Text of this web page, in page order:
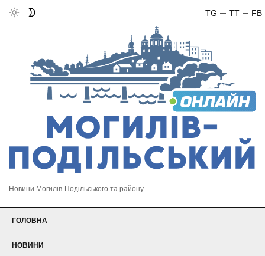
FB
TT
TG
Новини Могилів-Подільського та району
ГОЛОВНА
НОВИНИ